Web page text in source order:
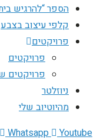
הספר “להרגיש
קלפי עיצוב בצבע
פרויקטים
פרויקטים
פרויקטים
ניוזלטר
מהיוטיוב שלי
Whatsapp
Youtube